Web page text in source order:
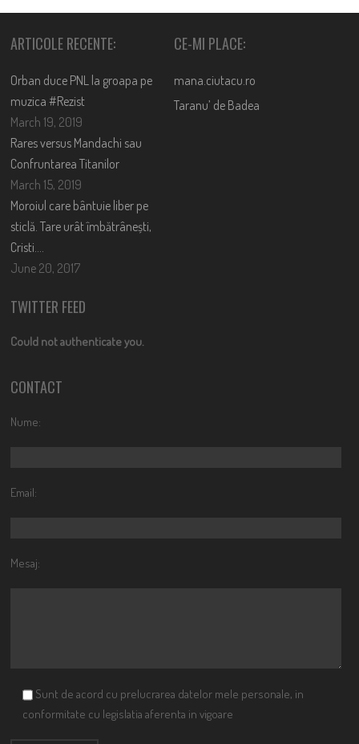
ARTICOLE RECENTE:
Orban duce PNL la groapa pe
muzica #Rezist
March 19, 2019
Rares versus Mandachi sau
Confruntarea Titanilor
March 15, 2019
Moroiul care bântuie liber pe
sticlă. Tare urât îmbătrânești,
Cristi….
June 20, 2017
CE-MI PLACE:
mana.ciutacu.ro
Taranu’ de Badea
TWITTER FEED
Could not authenticate you.
CONTACT
Nume:
Email:
Mesaj:
Sunt de acord cu prelucrarea datelor mele personale, in
conformitate cu legislatia aferenta in vigoare